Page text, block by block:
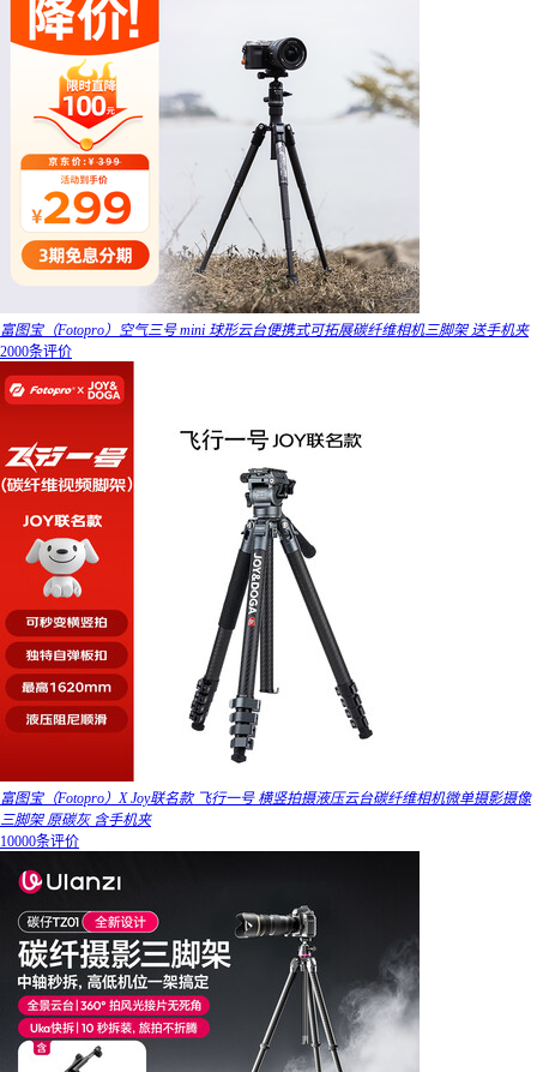
富图宝（Fotopro）空气三号 mini 球形云台便携式可拓展碳纤维相机三脚架 送手机夹
2000条评价
富图宝（Fotopro）X Joy联名款 飞行一号 横竖拍摄液压云台碳纤维相机微单摄影摄像
三脚架 原碳灰 含手机夹
10000条评价